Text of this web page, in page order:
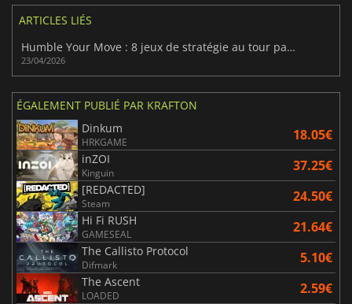
ARTICLES LIÉS
Humble Your Move : 8 jeux de stratégie au tour par tour
23/04/2026
ÉGALEMENT PUBLIÉ PAR KRAFTON
Dinkum
HRKGAME 18.05€
inZOI
Kinguin 37.25€
[REDACTED]
Steam 24.50€
Hi Fi RUSH
GAMESEAL 21.64€
The Callisto Protocol
Difmark 5.10€
The Ascent
LOADED 2.59€